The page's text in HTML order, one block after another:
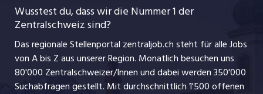
Führungspositionen
Jobline
schaffu.ch (VS)
ajourjob.ch
Wusstest du, dass wir die Nummer 1 der
Zentralschweiz sind?
Das regionale Stellenportal zentraljob.ch steht für alle Jobs
von A bis Z aus unserer Region. Monatlich besuchen uns
80'000 Zentralschweizer/Innen und dabei werden 350'000
Suchabfragen gestellt. Mit durchschnittlich 1'500 offenen